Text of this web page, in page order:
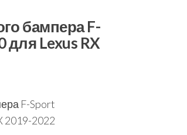
бампера F-
для Lexus RX
F-Sport
2019-2022